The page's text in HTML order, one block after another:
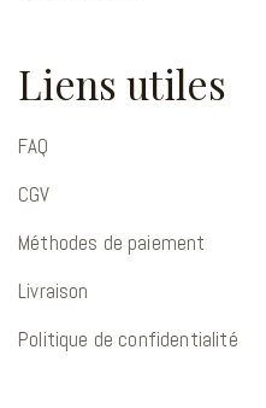
Liens utiles
FAQ
CGV
Méthodes de paiement
Livraison
Politique de confidentialité